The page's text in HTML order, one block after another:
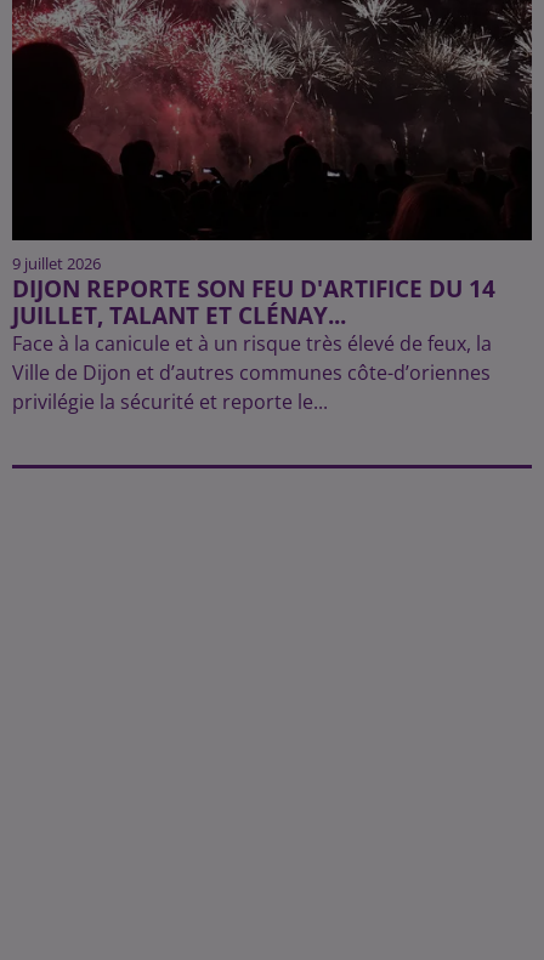
9 juillet 2026
DIJON REPORTE SON FEU D'ARTIFICE DU 14
JUILLET, TALANT ET CLÉNAY...
Face à la canicule et à un risque très élevé de feux, la
Ville de Dijon et d’autres communes côte-d’oriennes
privilégie la sécurité et reporte le...